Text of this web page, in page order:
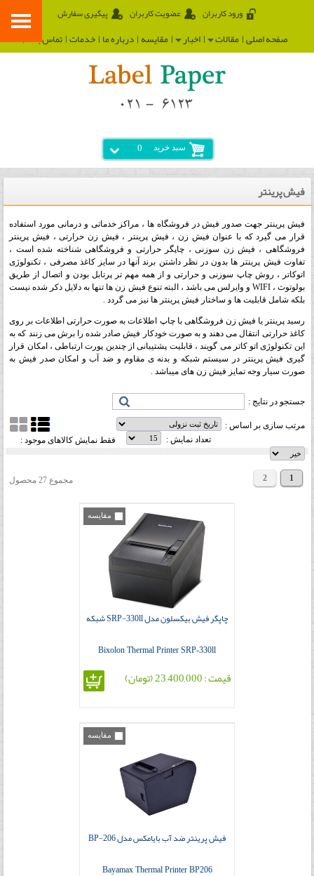
ورود کاربران عضویت کاربران پیگیری سفارش
صفحه اصلی مقالات اخبار مقایسه درباره ما خدمات تماس با ما
سبد خرید 0
فیش پرینتر
فیش پرینتر جهت صدور فیش در فروشگاه ها ، مراکز خدماتی و درمانی مورد استفاده
قرار می گیرد که با عنوان فیش زن ، فیش پرینتر ، فیش زن حرارتی ، فیش پرینتر
فروشگاهی ، فیش زن سوزنی ، چاپگر حرارتی و فروشگاهی شناخته شده است ،
تفاوت فیش پرینتر ها بدون در نظر داشتن برند آنها در سایز کاغذ مصرفی ، تکنولوژی
اتوکاتر ، روش چاپ سوزنی و حرارتی و از همه مهم تر پرتابل بودن و اتصال از طریق
بولوتوث ، WIFI و وایرلس می باشد ، البته تنوع فیش زن ها تنها به دلایل ذکر شده نیست
بلکه شامل قابلیت ها و ساختار فیش پرینتر ها نیز می گردد .
رسید پرینتر یا فیش زن فروشگاهی با چاپ اطلاعات به صورت حرارتی اطلاعات بر روی
کاغذ حرارتی انتقال می دهند و به صورت خودکار فیش صادر شده را برش می زنند که به
این تکنولوژی اتو کاتر می گویند ، قابلیت پشتیبانی از چندین پورت ارتباطی ، امکان قرار
گیری فیش پرینتر در سیستم شبکه و بدنه ی مقاوم و ضد آب و امکان صدر فیش به
صورت سیار وجه تمایز فیش زن های میباشد .
جستجو در نتایج :
مرتب سازی بر اساس :
تعداد نمایش :
فقط نمایش کالاهای موجود :
1
2 مجموع 27 محصول
مقایسه
چاپگر فیش بیکسلون مدل SRP-330ll شبکه
Bixolon Thermal Printer SRP-330ll
قیمت : 23,400,000 (تومان)
مقایسه
فیش پرینتر ضد آب بایامکس مدل BP-206
Bayamax Thermal Printer BP206